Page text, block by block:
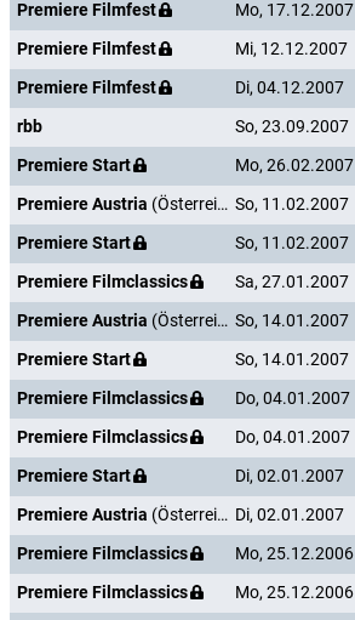
Premiere Filmfest Mo, 17.12.2007
Premiere Filmfest
Mi, 12.12.2007
Premiere Filmfest
Di, 04.12.2007
rbb
So, 23.09.2007
Premiere Start
Mo, 26.02.2007
Premiere Austria (Österreich) So, 11.02.2007
Premiere Start
So, 11.02.2007
Premiere Filmclassics
Sa, 27.01.2007
Premiere Austria (Österreich) So, 14.01.2007
Premiere Start
So, 14.01.2007
Premiere Filmclassics
Do, 04.01.2007
Premiere Filmclassics
Do, 04.01.2007
Premiere Start
Di, 02.01.2007
Premiere Austria (Österreich) Di, 02.01.2007
Premiere Filmclassics
Mo, 25.12.2006
Premiere Filmclassics
Mo, 25.12.2006